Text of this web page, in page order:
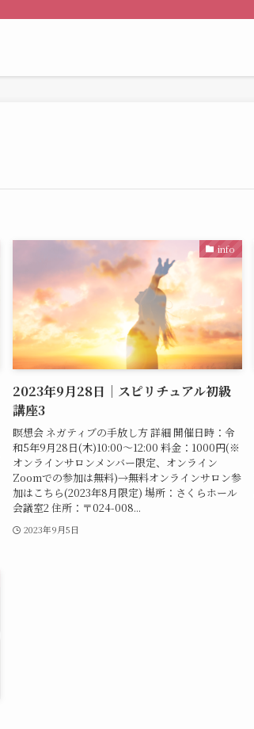
info
2023年9月28日｜スピリチュアル初級
講座3
瞑想会 ネガティブの手放し方 詳細 開催日時：令
和5年9月28日(木)10:00〜12:00 料金：1000円(※
オンラインサロンメンバー限定、オンライン
Zoomでの参加は無料)→無料オンラインサロン参
加はこちら(2023年8月限定) 場所：さくらホール
会議室2 住所：〒024-008...
2023年9月5日